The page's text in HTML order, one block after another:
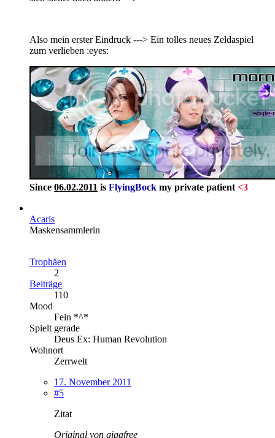
Also mein erster Eindruck ---> Ein tolles neues Zeldaspiel
zum verlieben :eyes:
Since 06.02.2011 is FlyingBock my private patient <3
Acaris
Maskensammlerin
Trophäen
2
Beiträge
110
Mood
Fein *^*
Spielt gerade
Deus Ex: Human Revolution
Wohnort
Zerrwelt
17. November 2011
#5
Zitat
Original von gigafree